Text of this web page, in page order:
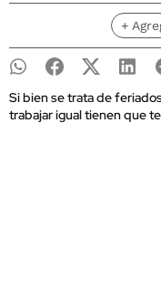
+
Si bien se trata de
trabajar igual tienen que